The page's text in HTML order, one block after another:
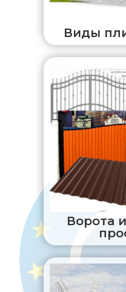
Виды
Ворота